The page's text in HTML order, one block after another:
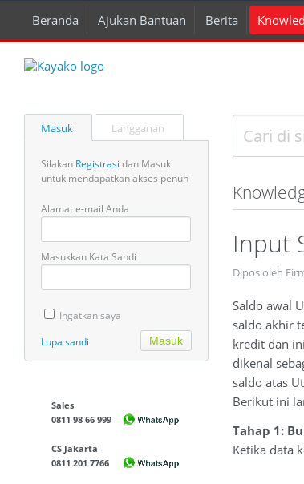
Beranda Ajukan Bantuan Berita
Masuk Langganan
Silakan Registrasi dan Masuk
untuk mendapatkan akses penuh
Alamat e-mail Anda
Masukkan Kata Sandi
Ingatkan saya
Lupa sandi
Sales
0811 98 66 999
CS Jakarta
0811 201 7766
Input
Dipos oleh
Saldo awal
saldo akhir
kredit dan
dikenal
saldo atas
Berikut ini
Tahap 1:
Ketika data